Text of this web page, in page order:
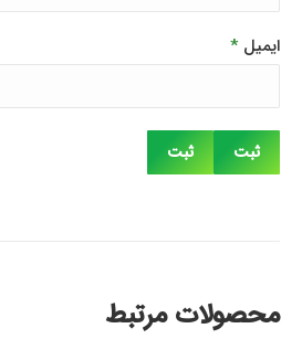
ایمیل*
محصولات مرتبط